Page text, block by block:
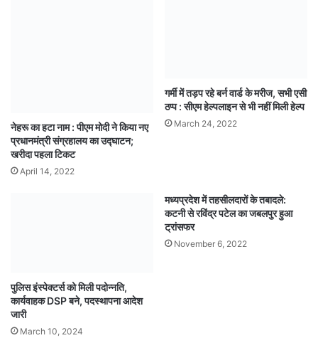
नेहरू का हटा नाम : पीएम मोदी ने किया नए
प्रधानमंत्री संग्रहालय का उद्घाटन;
खरीदा पहला टिकट
April 14, 2022
गर्मी में तड़प रहे बर्न वार्ड के मरीज, सभी एसी
ठप्प : सीएम हेल्पलाइन से भी नहीं मिली हेल्प
March 24, 2022
पुलिस इंस्पेक्टर्स को मिली पदोन्नति,
कार्यवाहक DSP बने, पदस्थापना आदेश
जारी
March 10, 2024
मध्यप्रदेश में तहसीलदारों के तबादले:
कटनी से रविंद्र पटेल का जबलपुर हुआ
ट्रांसफर
November 6, 2022